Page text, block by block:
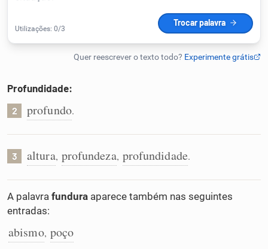
Detector de IA
Humanizador de IA
Conexões
Caça-palavras
Profundidade:
2 profundo.
3 altura, profundeza, profundidade.
A palavra fundura aparece também nas seguintes
entradas:
abismo, poço